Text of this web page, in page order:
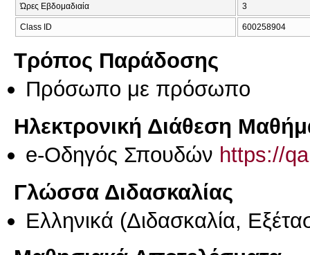
Ώρες Εβδομαδιαία 3
Class ID 600258904
Τρόπος Παράδοσης
Πρόσωπο με πρόσωπο
Ηλεκτρονική Διάθεση
e-Οδηγός Σπουδών https://
Γλώσσα Διδασκαλίας
Ελληνικά (Διδασκαλία,